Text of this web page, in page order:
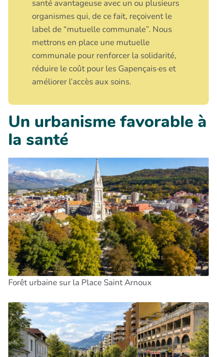
santé avantageuse avec un ou plusieurs
organismes qui, de ce fait, reçoivent le
label de “mutuelle communale”. Nous
mettrons en place une mutuelle
communale pour renforcer la solidarité,
réduire le coût pour les Gapençais·es et
améliorer l’accès aux soins.
Un urbanisme favorable à
la santé
Forêt urbaine sur la Place Saint Arnoux